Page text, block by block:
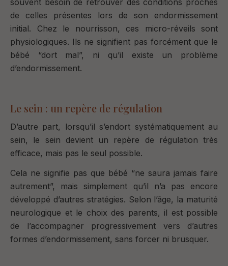
souvent besoin de retrouver des conditions proches
de celles présentes lors de son endormissement
initial. Chez le nourrisson, ces micro-réveils sont
physiologiques. Ils ne signifient pas forcément que le
bébé “dort mal”, ni qu’il existe un problème
d’endormissement.
Le sein : un repère de régulation
D’autre part, lorsqu’il s’endort systématiquement au
sein, le sein devient un repère de régulation très
efficace, mais pas le seul possible.
Cela ne signifie pas que bébé “ne saura jamais faire
autrement”, mais simplement qu’il
n’a pas encore
développé d’autres stratégies. Selon l’âge, la maturité
neurologique et le choix des parents, il est possible
de l’accompagner progressivement vers d’autres
formes d’endormissement, sans forcer ni brusquer.